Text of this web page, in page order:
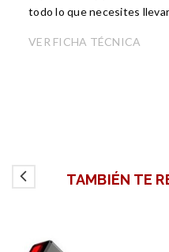
todo lo que necesites
VER FICHA TÉCNICA
TAMBIÉN TE